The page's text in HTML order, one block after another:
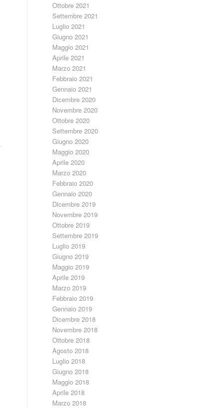
Ottobre 2021
Settembre 2021
Luglio 2021
Giugno 2021
Maggio 2021
Aprile 2021
Marzo 2021
Febbraio 2021
Gennaio 2021
Dicembre 2020
Novembre 2020
Ottobre 2020
Settembre 2020
Giugno 2020
Maggio 2020
Aprile 2020
Marzo 2020
Febbraio 2020
Gennaio 2020
Dicembre 2019
Novembre 2019
Ottobre 2019
Settembre 2019
Luglio 2019
Giugno 2019
Maggio 2019
Aprile 2019
Marzo 2019
Febbraio 2019
Gennaio 2019
Dicembre 2018
Novembre 2018
Ottobre 2018
Agosto 2018
Luglio 2018
Giugno 2018
Maggio 2018
Aprile 2018
Marzo 2018